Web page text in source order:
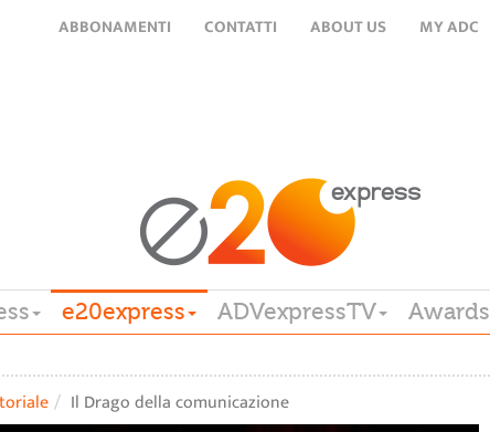
ABBONAMENTI CONTATTI ABOUT US MY ADC
e20express ADVexpressTV Awards
Il Drago della comunicazione